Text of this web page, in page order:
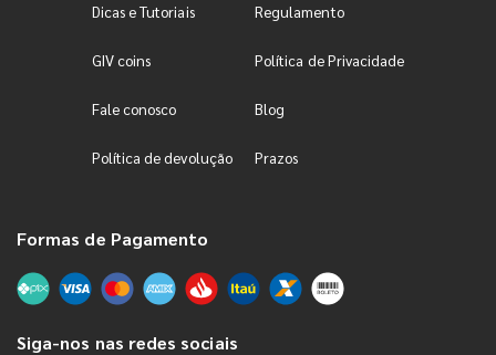
Dicas e Tutoriais Regulamento
GIV coins Política de Privacidade
Fale conosco Blog
Política de devolução Prazos
Formas de Pagamento
Siga-nos nas redes sociais